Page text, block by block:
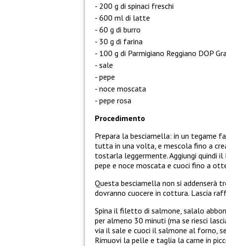
200 g di spinaci freschi
600 ml di latte
60 g di burro
30 g di farina
100 g di Parmigiano Reggiano DOP
sale
pepe
noce moscata
pepe rosa
Procedimento
Prepara la besciamella: in un tegame
tutta in una volta, e mescola fino a
tostarla leggermente. Aggiungi quindi
pepe e noce moscata e cuoci fino a
Questa besciamella non si addenserà
dovranno cuocere in cottura. Lascia
Spina il filetto di salmone, salalo
per almeno 30 minuti (ma se riesci
via il sale e cuoci il salmone al forno,
Rimuovi la pelle e taglia la carne in